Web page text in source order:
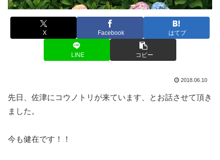
X Facebook はてブ
LINE コピー
2018.06.10
先日、佐津にコウノトリが来ています、とお話させて頂き
ました。
今も健在です！！